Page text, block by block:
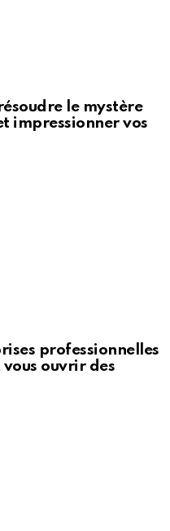
le mystère
impressionner vos
professionnelles
ouvrir des